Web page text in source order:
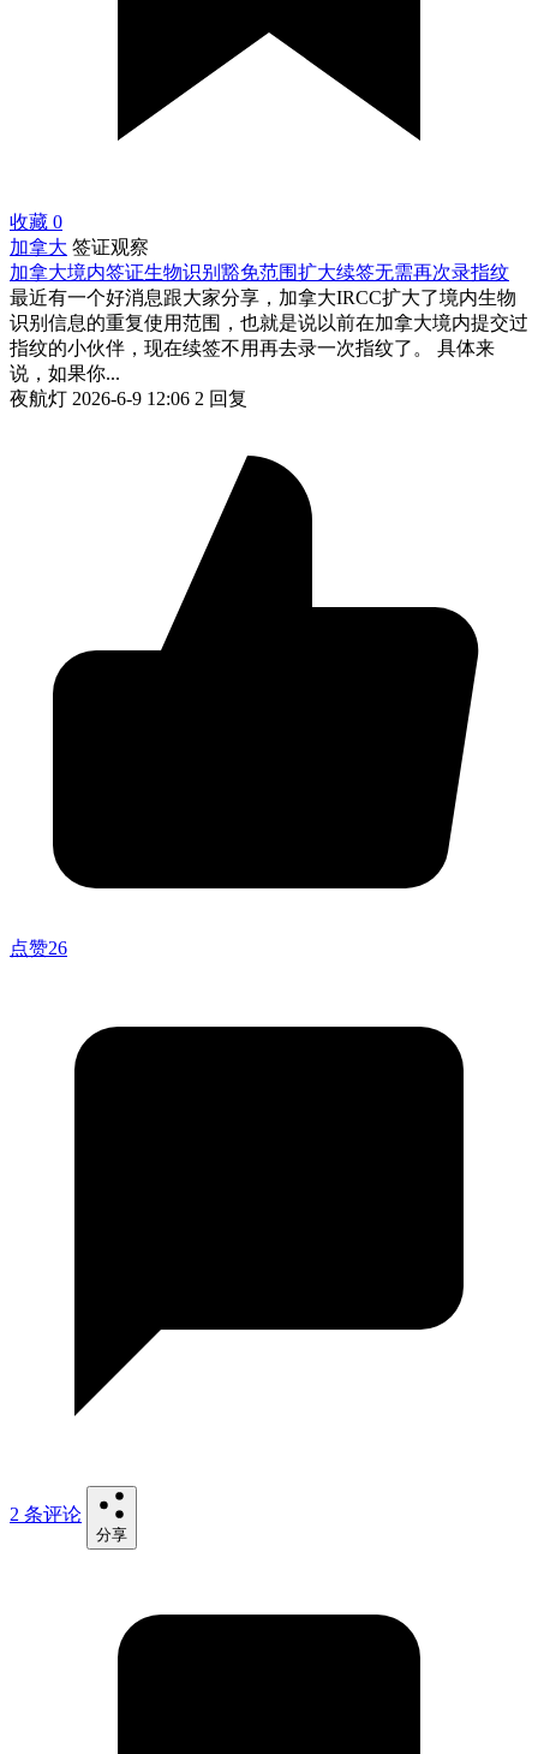
收藏 0
加拿大 签证观察
加拿大境内签证生物识别豁免范围扩大续签无需再次录指纹
最近有一个好消息跟大家分享，加拿大IRCC扩大了境内生物
识别信息的重复使用范围，也就是说以前在加拿大境内提交过
指纹的小伙伴，现在续签不用再去录一次指纹了。 具体来
说，如果你...
夜航灯 2026-6-9 12:06 2 回复
点赞26
2 条评论
分享